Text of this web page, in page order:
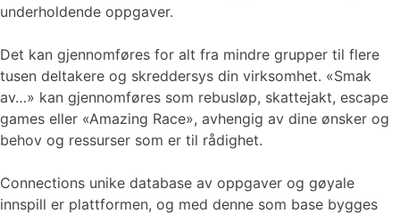
underholdende oppgaver.
Det kan gjennomføres for alt fra mindre grupper til flere
tusen deltakere og skreddersys din virksomhet. «Smak
av…» kan gjennomføres som rebusløp, skattejakt, escape
games eller «Amazing Race», avhengig av dine ønsker og
behov og ressurser som er til rådighet.
Connections unike database av oppgaver og gøyale
innspill er plattformen, og med denne som base bygges